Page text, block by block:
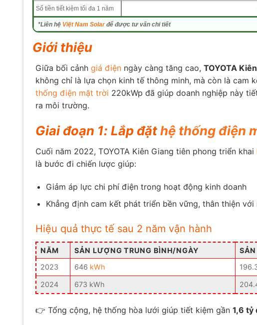
Số tiền tiết kiệm tối đa 1 năm
*Liên hệ Việt Nam Solarđể được tư vấn chi tiết
Giới thiệu
Giữa bối cảnh giá điện ngày càng tăng cao, TOYOTA
không chỉ là lựa chọn kinh tế thông minh, mà còn là cam
thống điện mặt trời 220kWp đã giúp doanh nghiệp này
ra môi trường.
Giai đoạn 1: Lắp đặthệ thống điện
Cuối năm 2022, TOYOTA Kiên Giang tiên phong triển khai
là bước đi chiến lược giúp:
Giảm áp lực chi phí điện trong hoạt động kinh doanh
Khẳng định cam kết phát triển bền vững, thân thiện
Hiệu quả thực tế sau 2 năm vận hành
NĂM SẢN LƯỢNG TRUNG BÌNH/NGÀY
2023
646 kWh
2024 673 kWh
👉 Tổng cộng, hệ thống hòa lưới giúp tiết kiệm gần 1,6 tỷ